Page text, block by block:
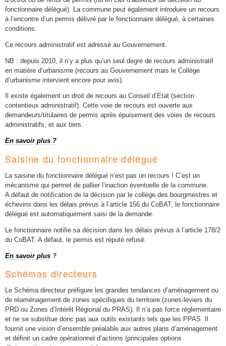
fonctionnaire délégué). La commune peut également introduire un recours
à l’encontre d’un permis délivré par le fonctionnaire délégué, à certaines
conditions.
Ce recours administratif est adressé au Gouvernement.
NB : depuis 2010, il n’y a plus qu’un seul degré de recours administratif
en matière d’urbanisme (recours au Gouvernement mais le Collège
d’urbanisme intervient encore pour avis).
Il existe également un droit de recours au Conseil d’Etat (section
contentieux administratif). Cette voie de recours est ouverte aux
demandeurs/titulaires de permis après épuisement des voies de recours
administratifs, et aux tiers.
En savoir plus ?
Saisine du fonctionnaire délégué
La saisine du fonctionnaire délégué n’est pas un recours ! C’est un
mécanisme qui permet de pallier l’inaction éventuelle de la commune.
A défaut de notification de la décision par le collège des bourgmestres et
échevins dans les délais prévus à l’article 156 du CoBAT, le fonctionnaire
délégué est automatiquement saisi de la demande.
Le fonctionnaire notifie sa décision dans les délais prévus à l’article 178/2
du CoBAT. A défaut, le permis est réputé refusé.
En savoir plus ?
Schémas directeurs
Le Schéma directeur préfigure les grandes tendances d’aménagement ou
de réaménagement de zones spécifiques du territoire (zones-leviers du
PRD ou Zones d’Intérêt Régional du PRAS). Il n’a pas force réglementaire
et ne se substitue donc pas aux outils existants tels que les PPAS. Il
fournit une vision d’ensemble préalable aux autres plans d’aménagement
et définit un cadre opérationnel d’actions (principales options